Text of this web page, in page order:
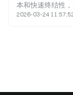
本和快速终结性
规模方面的强劲增
2026-03-24